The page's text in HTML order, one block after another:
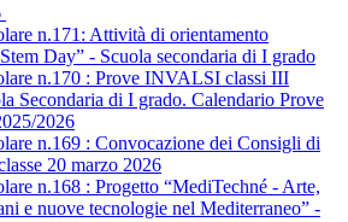
n.171: Attività di orientamento
Day” - Scuola secondaria di I grado
n.170 : Prove INVALSI classi III
Secondaria di I grado. Calendario Prove
2026
n.169 : Convocazione dei Consigli di
20 marzo 2026
n.168 : Progetto “MediTechné - Arte,
e nuove tecnologie nel Mediterraneo” -